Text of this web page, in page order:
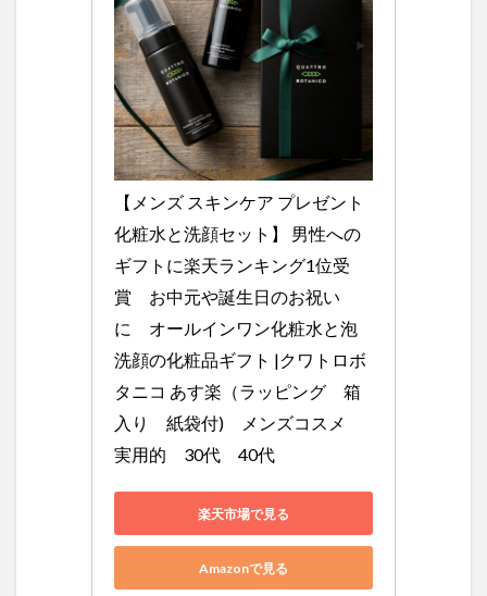
【メンズ スキンケア プレゼント
化粧水と洗顔セット】 男性への
ギフトに楽天ランキング1位受
賞　お中元や誕生日のお祝い
に　オールインワン化粧水と泡
洗顔の化粧品ギフト |クワトロボ
タニコ あす楽（ラッピング　箱
入り　紙袋付)　メンズコスメ
実用的　30代　40代
楽天市場で見る
Amazonで見る